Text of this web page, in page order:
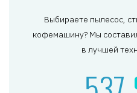
Выбираете пылесос,
кофемашину? Мы
в лучшей